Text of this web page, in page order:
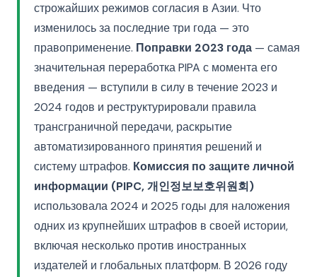
строжайших режимов согласия в Азии. Что
изменилось за последние три года — это
правоприменение. Поправки 2023 года — самая
значительная переработка PIPA с момента его
введения — вступили в силу в течение 2023 и
2024 годов и реструктурировали правила
трансграничной передачи, раскрытие
автоматизированного принятия решений и
систему штрафов. Комиссия по защите личной
информации (PIPC, 개인정보보호위원회)
использовала 2024 и 2025 годы для наложения
одних из крупнейших штрафов в своей истории,
включая несколько против иностранных
издателей и глобальных платформ. В 2026 году